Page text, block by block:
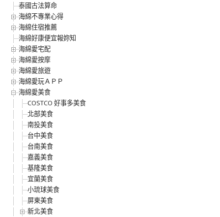
泰國古法算命
海綿不專業心得
海綿住宿推薦
海綿好康便宜報妳知
海綿愛宅配
海綿愛按摩
海綿愛旅遊
海綿愛玩ＡＰＰ
海綿愛美食
COSTCO 好事多美食
北部美食
南投美食
台中美食
台南美食
嘉義美食
基隆美食
宜蘭美食
小琉球美食
屏東美食
新北美食